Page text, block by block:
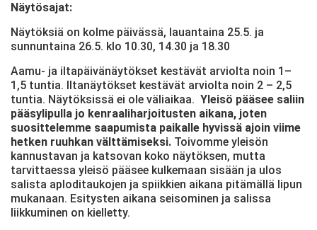
Näytösajat:
Näytöksiä on kolme päivässä, lauantaina 25.5. ja
sunnuntaina 26.5. klo 10.30, 14.30 ja 18.30
Aamu- ja iltapäivänäytökset kestävät arviolta noin 1–
1,5 tuntia. Iltanäytökset kestävät arviolta noin 2 – 2,5
tuntia. Näytöksissä ei ole väliaikaa. Yleisö pääsee saliin
pääsylipulla jo kenraaliharjoitusten aikana, joten
suosittelemme saapumista paikalle hyvissä ajoin viime
hetken ruuhkan välttämiseksi. Toivomme yleisön
kannustavan ja katsovan koko näytöksen, mutta
tarvittaessa yleisö pääsee kulkemaan sisään ja ulos
salista aploditaukojen ja spiikkien aikana pitämällä lipun
mukanaan. Esitysten aikana seisominen ja salissa
liikkuminen on kielletty.